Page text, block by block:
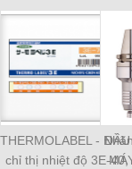
THERMOLABEL - Nhãn
chỉ thị nhiệt độ 3E-40,
ĐẦU